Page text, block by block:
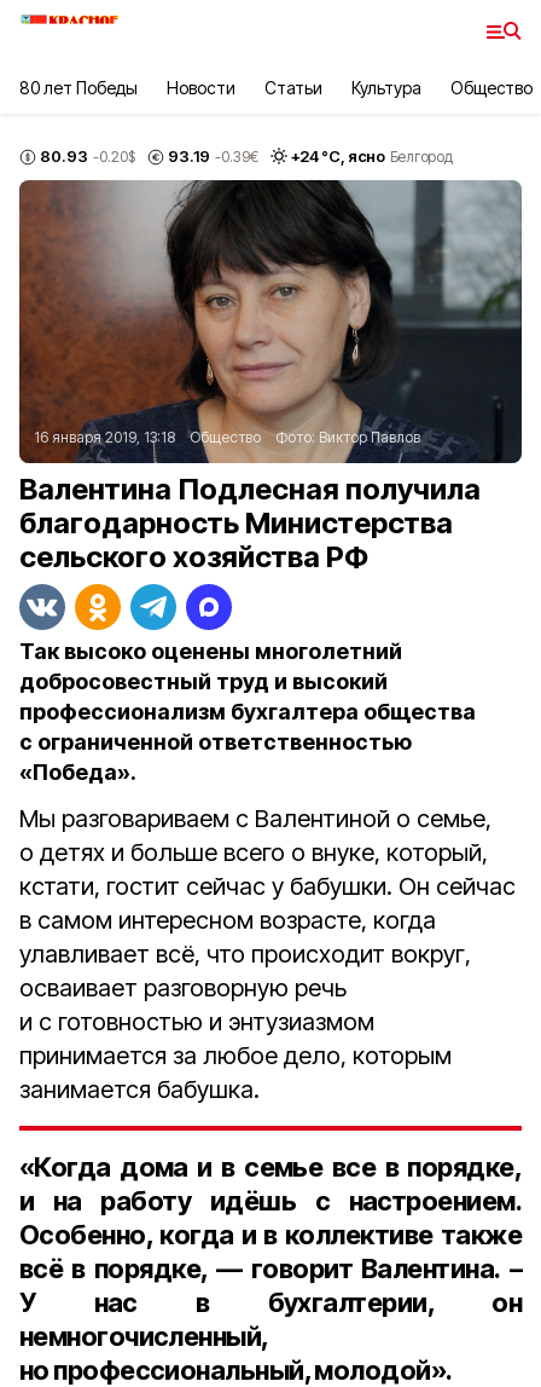
80 лет Победы Новости Статьи Культура Общество
80.93 -0.20$ 93.19 -0.39€ +24°С, ясно Белгород
16 января 2019, 13:18 Общество Фото: Виктор Павлов
Валентина Подлесная получила
благодарность Министерства
сельского хозяйства РФ
Так высоко оценены многолетний
добросовестный труд и высокий
профессионализм бухгалтера общества
с ограниченной ответственностью
«Победа».
Мы разговариваем с Валентиной о семье,
о детях и больше всего о внуке, который,
кстати, гостит сейчас у бабушки. Он сейчас
в самом интересном возрасте, когда
улавливает всё, что происходит вокруг,
осваивает разговорную речь
и с готовностью и энтузиазмом
принимается за любое дело, которым
занимается бабушка.
«Когда дома и в семье все в порядке,
и на работу идёшь с настроением.
Особенно, когда и в коллективе также
всё в порядке, — говорит Валентина. –
У нас в бухгалтерии, он
немногочисленный,
но профессиональный, молодой».